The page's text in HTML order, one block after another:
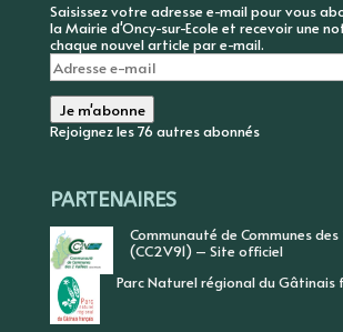
Saisissez votre adresse e-mail pour vous
la Mairie d'Oncy-sur-Ecole et recevoir une
chaque nouvel article par e-mail.
Adresse
e-
mail
Je m'abonne
Rejoignez les 76 autres abonnés
PARTENAIRES
Communauté de Communes
(CC2V91) – Site officiel
Parc Naturel régional du Gâtinais